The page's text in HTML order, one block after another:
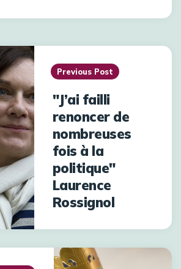
Previous Post
"J’ai failli
renoncer de
nombreuses
fois à la
politique"
Laurence
Rossignol